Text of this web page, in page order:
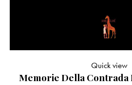
Memorie Della Contrada
Quick view